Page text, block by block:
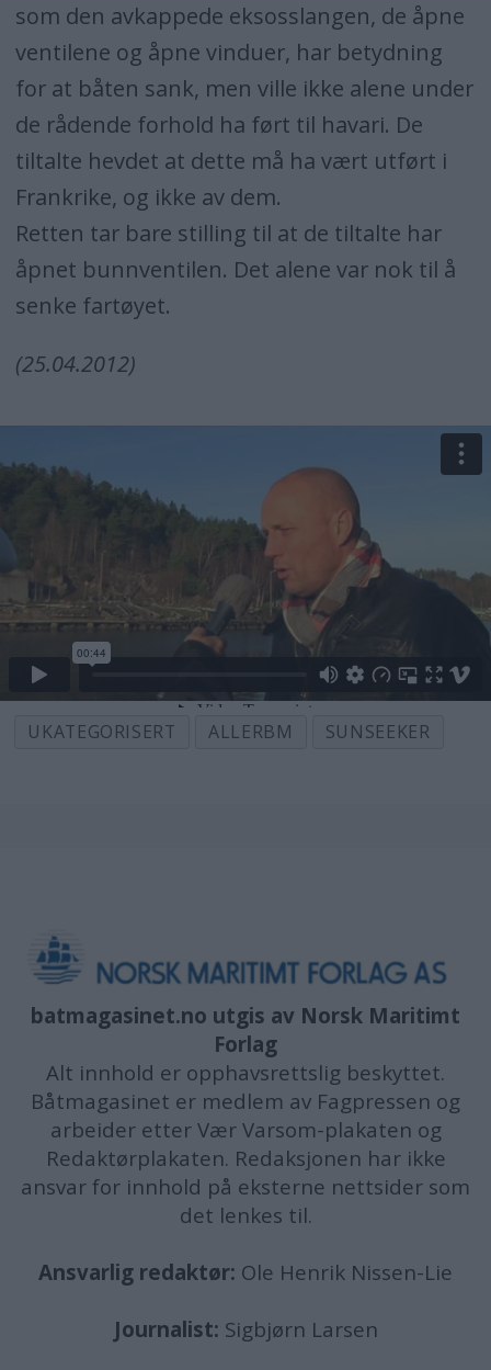
som den avkappede eksosslangen, de åpne
ventilene og åpne vinduer, har betydning
for at båten sank, men ville ikke alene under
de rådende forhold ha ført til havari. De
tiltalte hevdet at dette må ha vært utført i
Frankrike, og ikke av dem.
Retten tar bare stilling til at de tiltalte har
åpnet bunnventilen. Det alene var nok til å
senke fartøyet.
(25.04.2012)
UKATEGORISERT ALLERBM SUNSEEKER
batmagasinet.no utgis av Norsk Maritimt
Forlag
Alt innhold er opphavsrettslig beskyttet.
Båtmagasinet er medlem av Fagpressen og
arbeider etter Vær Varsom-plakaten og
Redaktørplakaten. Redaksjonen har ikke
ansvar for innhold på eksterne nettsider som
det lenkes til.
Ansvarlig redaktør: Ole Henrik Nissen-Lie
Journalist: Sigbjørn Larsen